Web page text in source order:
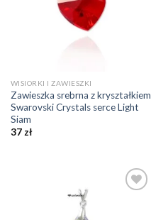
WISIORKI I ZAWIESZKI
Zawieszka srebrna z kryształkiem
Swarovski Crystals serce Light
Siam
37zł